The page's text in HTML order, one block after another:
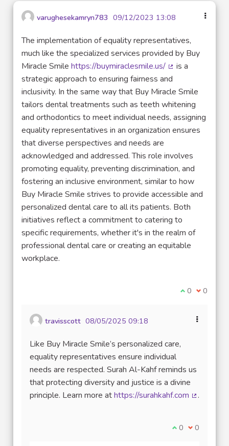
varughesekamryn783 09/12/2023 13:08
The implementation of equality representatives,
much like the specialized services provided by Buy
Miracle Smile https://buymiraclesmile.us/
(Lien externe)
is a
strategic approach to ensuring fairness and
inclusivity. In the same way that Buy Miracle Smile
tailors dental treatments such as teeth whitening
and orthodontics to meet individual needs, assigning
equality representatives in an organization ensures
that diverse perspectives and needs are
acknowledged and addressed. This role involves
promoting equality, preventing discrimination, and
fostering an inclusive environment, similar to how
Buy Miracle Smile strives to provide accessible and
personalized dental care to all its patients. Both
initiatives reflect a commitment to catering to
specific requirements, whether it's in the realm of
professional dental care or creating an equitable
workplace.
Je suis
0 Je ne
0
travisscott 08/05/2025 09:18
Like Buy Miracle Smile’s personalized care,
equality representatives ensure individual
needs are respected. Surah Al-Kahf reminds us
that protecting diversity and justice is a divine
principle. Learn more athttps://surahkahf.com .
Je suis d'accord
0 Je ne suis
0